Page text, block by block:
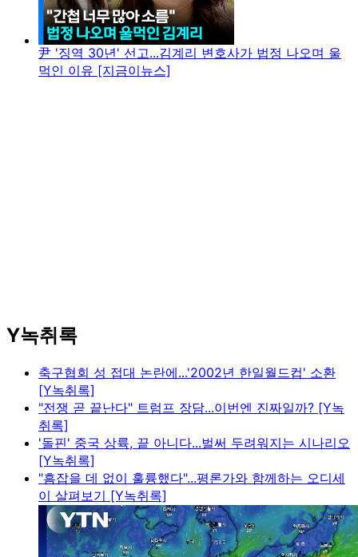
尹 '징역 30년' 선고...김계리 변호사가 법정 나오며 울
먹인 이유 [지금이뉴스]
Y녹취록
축구협회 성 접대 논란에...'2002년 한일월드컵' 소환
[Y녹취록]
"전쟁 곧 끝난다" 트럼프 장담...이번엔 진짜일까? [Y녹
취록]
'돌핀' 중국 상륙, 끝 아니다...벌써 두려워지는 시나리오
[Y녹취록]
"흠잡을 데 없이 훌륭했다"...평론가와 함께하는 오디세
이 살펴보기 [Y녹취록]